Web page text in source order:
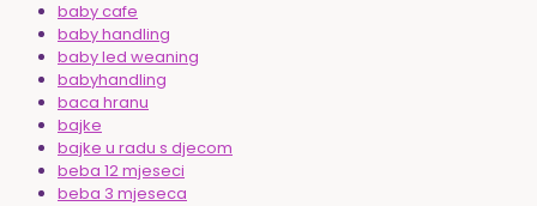
baby cafe
baby handling
baby led weaning
babyhandling
baca hranu
bajke
bajke u radu s djecom
beba 12 mjeseci
beba 3 mjeseca